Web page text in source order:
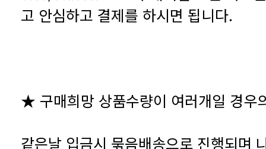
고 안심하고 결제를 하시면 됩니다.
★ 구매희망 상품수량이 여러개일 경우